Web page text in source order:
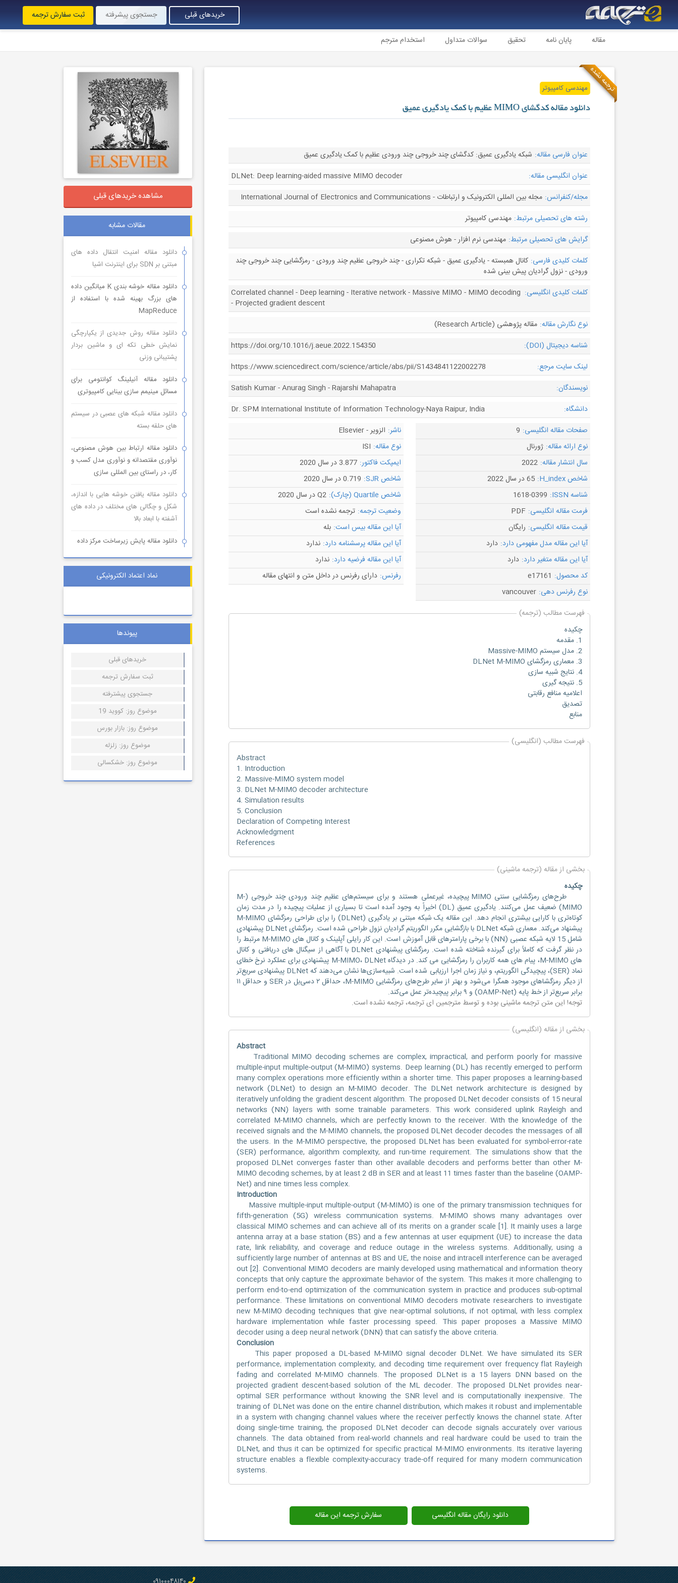
خریدهای قبلی جستجوی پیشرفته ثبت سفارش ترجمه
مقاله پایان نامه تحقیق سوالات متداول استخدام مترجم
ترجمه نشدهمهندسی کامپیوتر
دانلود مقاله کدگشای MIMO عظیم با کمک یادگیری عمیق
عنوان فارسی مقاله: شبکه یادگیری عمیق: کدگشای چند خروجی چند ورودی عظیم با کمک یادگیری عمیق
عنوان انگلیسی مقاله:
DLNet: Deep learning-aided massive MIMO decoder
مجله/کنفرانس: مجله بین المللی الکترونیک و ارتباطات - International Journal of Electronics and Communications
رشته های تحصیلی مرتبط: مهندسی کامپیوتر
گرایش های تحصیلی مرتبط: مهندسی نرم افزار - هوش مصنوعی
کلمات کلیدی فارسی: کانال همبسته - یادگیری عمیق - شبکه تکراری - چند خروجی عظیم چند ورودی - رمزگشایی چند خروجی چند
ورودی - نزول گرادیان پیش بینی شده
کلمات کلیدی انگلیسی: Correlated channel - Deep learning - Iterative network - Massive MIMO - MIMO decoding
- Projected gradient descent
نوع نگارش مقاله: مقاله پژوهشی (Research Article)
شناسه دیجیتال (DOI):
https://doi.org/10.1016/j.aeue.2022.154350
لینک سایت مرجع:
https://www.sciencedirect.com/science/article/abs/pii/S1434841122002278
نویسندگان:
Satish Kumar - Anurag Singh - Rajarshi Mahapatra
دانشگاه:
Dr. SPM International Institute of Information Technology-Naya Raipur, India
صفحات مقاله انگلیسی: 9 ناشر: الزویر - Elsevier
نوع ارائه مقاله: ژورنال نوع مقاله: ISI
سال انتشار مقاله: 2022 ایمپکت فاکتور: 3.877 در سال 2020
شاخص H_index:
65 در سال 2022 شاخص SJR:
0.719 در سال 2020
شناسه ISSN:
1618-0399 شاخص Quartile (چارک):
Q2 در سال 2020
فرمت مقاله انگلیسی: PDF وضعیت ترجمه: ترجمه نشده است
قیمت مقاله انگلیسی: رایگان آیا این مقاله بیس است: بله
آیا این مقاله مدل مفهومی دارد: دارد آیا این مقاله پرسشنامه دارد: ندارد
آیا این مقاله متغیر دارد: دارد آیا این مقاله فرضیه دارد: ندارد
کد محصول: e17161 رفرنس: دارای رفرنس در داخل متن و انتهای مقاله
نوع رفرنس دهی: vancouver
فهرست مطالب (ترجمه)
چکیده
1. مقدمه
2. مدل سیستم Massive-MIMO
3. معماری رمزگشای DLNet M-MIMO
4. نتایج شبیه سازی
5. نتیجه گیری
اعلامیه منافع رقابتی
تصدیق
منابع
فهرست مطالب (انگلیسی)
Abstract
1. Introduction
2. Massive-MIMO system model
3. DLNet M-MIMO decoder architecture
4. Simulation results
5. Conclusion
Declaration of Competing Interest
Acknowledgment
References
بخشی از مقاله (ترجمه ماشینی)
چکیده
طرح‌های رمزگشایی سنتی MIMO پیچیده، غیرعملی هستند و برای سیستم‌های عظیم چند ورودی چند خروجی (M-
MIMO) ضعیف عمل می‌کنند. یادگیری عمیق (DL) اخیراً به وجود آمده است تا بسیاری از عملیات پیچیده را در مدت زمان
کوتاه‌تری با کارایی بیشتری انجام دهد. این مقاله یک شبکه مبتنی بر یادگیری (DLNet) را برای طراحی رمزگشای M-MIMO
پیشنهاد می‌کند. معماری شبکه DLNet با بازگشایی مکرر الگوریتم گرادیان نزول طراحی شده است. رمزگشای DLNet پیشنهادی
شامل 15 لایه شبکه عصبی (NN) با برخی پارامترهای قابل آموزش است. این کار رایلی آپلینک و کانال های M-MIMO مرتبط را
در نظر گرفت که کاملاً برای گیرنده شناخته شده است. رمزگشای پیشنهادی DLNet با آگاهی از سیگنال های دریافتی و کانال
های M-MIMO، پیام های همه کاربران را رمزگشایی می کند. در دیدگاه M-MIMO، DLNet پیشنهادی برای عملکرد نرخ خطای
نماد (SER)، پیچیدگی الگوریتم، و نیاز زمان اجرا ارزیابی شده است. شبیه‌سازی‌ها نشان می‌دهند که DLNet پیشنهادی سریع‌تر
از دیگر رمزگشاهای موجود همگرا می‌شود و بهتر از سایر طرح‌های رمزگشایی M-MIMO، حداقل ۲ دسی‌بل در SER و حداقل ۱۱
برابر سریع‌تر از خط پایه (OAMP-Net) و ۹ برابر پیچیده‌تر عمل می‌کند.
توجه! این متن ترجمه ماشینی بوده و توسط مترجمین ای ترجمه، ترجمه نشده است.
بخشی از مقاله (انگلیسی)
Abstract
Traditional MIMO decoding schemes are complex, impractical, and perform poorly for massive
multiple-input multiple-output (M-MIMO) systems. Deep learning (DL) has recently emerged to perform
many complex operations more efficiently within a shorter time. This paper proposes a learning-based
network (DLNet) to design an M-MIMO decoder. The DLNet network architecture is designed by
iteratively unfolding the gradient descent algorithm. The proposed DLNet decoder consists of 15 neural
networks (NN) layers with some trainable parameters. This work considered uplink Rayleigh and
correlated M-MIMO channels, which are perfectly known to the receiver. With the knowledge of the
received signals and the M-MIMO channels, the proposed DLNet decoder decodes the messages of all
the users. In the M-MIMO perspective, the proposed DLNet has been evaluated for symbol-error-rate
(SER) performance, algorithm complexity, and run-time requirement. The simulations show that the
proposed DLNet converges faster than other available decoders and performs better than other M-
MIMO decoding schemes, by at least 2 dB in SER and at least 11 times faster than the baseline (OAMP-
Net) and nine times less complex.
Introduction
Massive multiple-input multiple-output (M-MIMO) is one of the primary transmission techniques for
fifth-generation (5G) wireless communication systems. M-MIMO shows many advantages over
classical MIMO schemes and can achieve all of its merits on a grander scale [1]. It mainly uses a large
antenna array at a base station (BS) and a few antennas at user equipment (UE) to increase the data
rate, link reliability, and coverage and reduce outage in the wireless systems. Additionally, using a
sufficiently large number of antennas at BS and UE, the noise and intracell interference can be averaged
out [2]. Conventional MIMO decoders are mainly developed using mathematical and information theory
concepts that only capture the approximate behavior of the system. This makes it more challenging to
perform end-to-end optimization of the communication system in practice and produces sub-optimal
performance. These limitations on conventional MIMO decoders motivate researchers to investigate
new M-MIMO decoding techniques that give near-optimal solutions, if not optimal, with less complex
hardware implementation while faster processing speed. This paper proposes a Massive MIMO
decoder using a deep neural network (DNN) that can satisfy the above criteria.
Conclusion
This paper proposed a DL-based M-MIMO signal decoder DLNet. We have simulated its SER
performance, implementation complexity, and decoding time requirement over frequency flat Rayleigh
fading and correlated M-MIMO channels. The proposed DLNet is a 15 layers DNN based on the
projected gradient descent-based solution of the ML decoder. The proposed DLNet provides near-
optimal SER performance without knowing the SNR level and is computationally inexpensive. The
training of DLNet was done on the entire channel distribution, which makes it robust and implementable
in a system with changing channel values where the receiver perfectly knows the channel state. After
doing single-time training, the proposed DLNet decoder can decode signals accurately over various
channels. The data obtained from real-world channels and real hardware could be used to train the
DLNet, and thus it can be optimized for specific practical M-MIMO environments. Its iterative layering
structure enables a flexible complexity-accuracy trade-off required for many modern communication
systems.
دانلود رایگان مقاله انگلیسی سفارش ترجمه این مقاله
مشاهده خریدهای قبلی
مقالات مشابه
دانلود مقاله امنیت انتقال داده های
مبتنی بر SDN برای اینترنت اشیا
دانلود مقاله خوشه بندی K میانگین داده
های بزرگ بهینه شده با استفاده از
MapReduce
دانلود مقاله روش جدیدی از یکپارچگی
نمایش خطی تکه ای و ماشین بردار
پشتیبانی وزنی
دانلود مقاله آنیلینگ کوانتومی برای
مسائل مینیمم سازی بینایی کامپیوتری
دانلود مقاله شبکه های عصبی در سیستم
های حلقه بسته
دانلود مقاله ارتباط بین هوش مصنوعی،
نوآوری مقتصدانه و نوآوری مدل کسب و
کار، در راستای بین المللی سازی
دانلود مقاله یافتن خوشه هایی با اندازه،
شکل و چگالی های مختلف در داده های
آشفته با ابعاد بالا
دانلود مقاله پایش زیرساخت مرکز داده
نماد اعتماد الکترونیکی
پیوندها
خریدهای قبلی
ثبت سفارش ترجمه
جستجوی پیشترفته
موضوع روز: کووید 19
موضوع روز: بازار بورس
موضوع روز: زلزله
موضوع روز: خشکسالی